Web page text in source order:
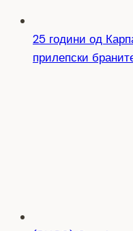
25 години од
прилепски